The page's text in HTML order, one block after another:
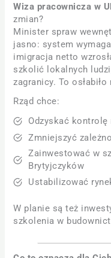
Wiza pracownicza w
zmian?
Minister spraw
jasno: system
imigracja netto
szkolić lokalnych
zagranicy. To
Rząd chce:
Odzyskać kontrolę
Zmniejszyć
Zainwestować w
Brytyjczyków
Ustabilizować
W planie są też
szkolenia w